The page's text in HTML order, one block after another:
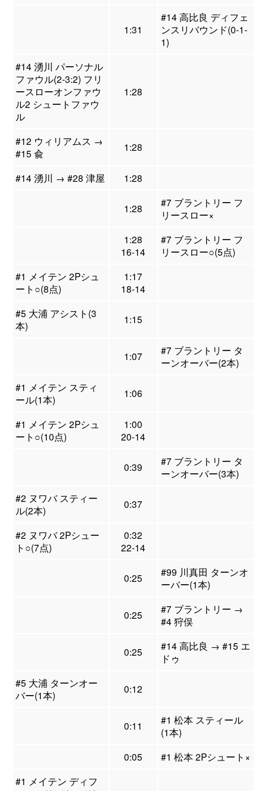
1:31
#14 高比良 ディフェ
ンスリバウンド(0-1-
1)
#14 湧川 パーソナル
ファウル(2-3:2) フリ
ースローオンファウ
ル2 シュートファウ
ル
1:28
#12 ウィリアムス →
#15 兪
1:28
#14 湧川 → #28 津屋 1:28
1:28
#7 ブラントリー フ
リースロー×
1:28
16-14
#7 ブラントリー フ
リースロー○(5点)
#1 メイテン 2Pシュ
ート○(8点)
1:17
18-14
#5 大浦 アシスト(3
本)
1:15
1:07
#7 ブラントリー タ
ーンオーバー(2本)
#1 メイテン スティ
ール(1本)
1:06
#1 メイテン 2Pシュ
ート○(10点)
1:00
20-14
0:39
#7 ブラントリー タ
ーンオーバー(3本)
#2 ヌワバ スティー
ル(2本)
0:37
#2 ヌワバ 2Pシュー
ト○(7点)
0:32
22-14
0:25
#99 川真田 ターンオ
ーバー(1本)
0:25
#7 ブラントリー →
#4 狩俣
0:25
#14 高比良 → #15 エ
ドゥ
#5 大浦 ターンオー
バー(1本)
0:12
0:11
#1 松本 スティール
(1本)
0:05
#1 松本 2Pシュート×
#1 メイテン ディフ